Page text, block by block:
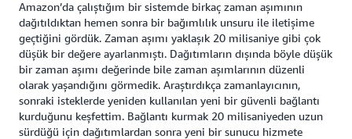
Amazon’da çalıştığım bir sistemde birkaç zaman aşımının
dağıtıldıktan hemen sonra bir bağımlılık unsuru ile iletişime
geçtiğini gördük. Zaman aşımı yaklaşık 20 milisaniye gibi çok
düşük bir değere ayarlanmıştı. Dağıtımların dışında böyle düşük
bir zaman aşımı değerinde bile zaman aşımlarının düzenli
olarak yaşandığını görmedik. Araştırdıkça zamanlayıcının,
sonraki isteklerde yeniden kullanılan yeni bir güvenli bağlantı
kurduğunu keşfettim. Bağlantı kurmak 20 milisaniyeden uzun
sürdüğü için dağıtımlardan sonra yeni bir sunucu hizmete